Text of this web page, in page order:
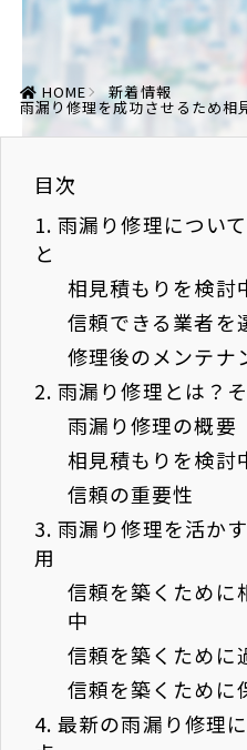
HOME 新着情報
雨漏り修理を成功させるため相
目次
1.雨漏り修理につい
と
相見積もりを検討
信頼できる業者を
修理後のメンテナ
2.雨漏り修理とは？
雨漏り修理の概要
相見積もりを検討
信頼の重要性
3.雨漏り修理を活か
用
信頼を築くために
中
信頼を築くために
信頼を築くために
4.最新の雨漏り修理